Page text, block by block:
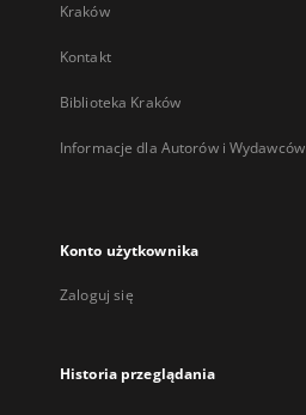
Kraków
Kontakt
Biblioteka Kraków
Informacje dla Autorów i Wydawców
Konto użytkownika
Zaloguj się
Historia przeglądania